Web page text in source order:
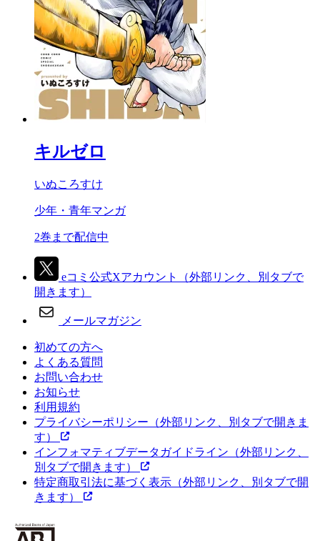
キルゼロ
いぬころすけ
少年・青年マンガ
2巻まで配信中
eコミ公式Xアカウント
（外部リンク、別タブで
開きます）
メールマガジン
初めての方へ
よくある質問
お問い合わせ
お知らせ
利用規約
プライバシーポリシー （外部リンク、別タブで開きま
す）
インフォマティブデータガイドライン （外部リンク、
別タブで開きます）
特定商取引法に基づく表示 （外部リンク、別タブで開
きます）